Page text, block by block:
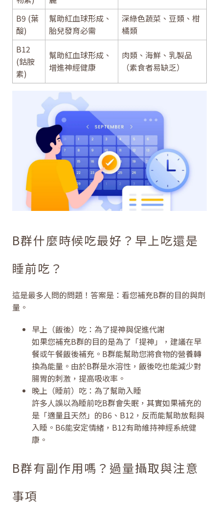
B9 (葉
酸)
幫助紅血球形成、
胎兒發育必需
深綠色蔬菜、豆類、柑
橘類
B12
(鈷胺
素)
幫助紅血球形成、
增進神經健康
肉類、海鮮、乳製品
（素食者易缺乏）
B群什麼時候吃最好？早上吃還是
睡前吃？
這是最多人問的問題！答案是：看您補充B群的目的與劑
量。
早上（飯後）吃：為了提神與促進代謝
如果您補充B群的目的是為了「提神」，建議在早
餐或午餐飯後補充。B群能幫助您將食物的營養轉
換為能量。由於B群是水溶性，飯後吃也能減少對
腸胃的刺激，提高吸收率。
晚上（睡前）吃：為了幫助入睡
許多人誤以為睡前吃B群會失眠，其實如果補充的
是「適量且天然」的B6、B12，反而能幫助放鬆與
入睡。B6能安定情緒，B12有助維持神經系統健
康。
B群有副作用嗎？過量攝取與注意
事項